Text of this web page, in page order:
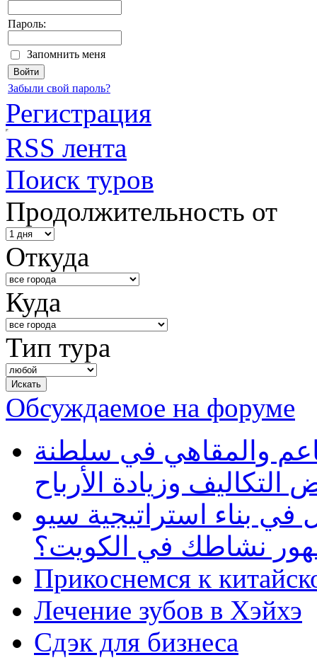
Пароль:
Запомнить меня
Забыли свой пароль?
Регистрация
RSS лента
Поиск туров
Продолжительность от
Откуда
Куда
Тип тура
Обсуждаемое на форуме
والمقاهي في سلطنة
وزيادة الأرباح
بناء استراتيجية سيو
نشاطك في الكويت؟
Прикоснемся к
Лечение зубов в Хэйхэ
Сдэк для бизнеса